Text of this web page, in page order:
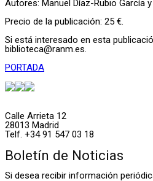
Autores: Manuel Díaz-Rubio García
Precio de la publicación: 25 €.
Si está interesado en esta
biblioteca@ranm.es.
PORTADA
Calle Arrieta 12
28013 Madrid
Telf. +34 91 547 03 18
Boletín de Noticias
Si desea recibir información